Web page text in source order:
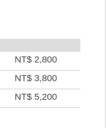
NT$ 2,800
NT$ 3,800
NT$ 5,200